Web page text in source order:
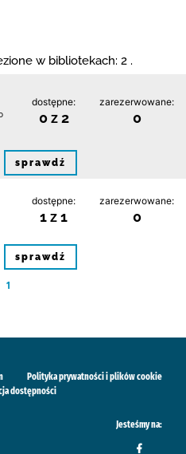
w bibliotekach: 2 .
dostępne:
0 z 2
zarezerwowane:
0
sprawdź
dostępne:
1 z 1
zarezerwowane:
0
sprawdź
1
Polityka prywatności i plików cookie
dostępności
Jesteśmy na: